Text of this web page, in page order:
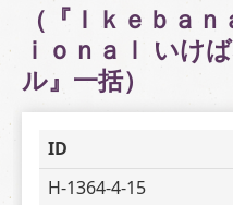
（『Ｉｋｅｂａ
ｉｏｎａｌ いけ
ル』一括）
ID
H-1364-4-15